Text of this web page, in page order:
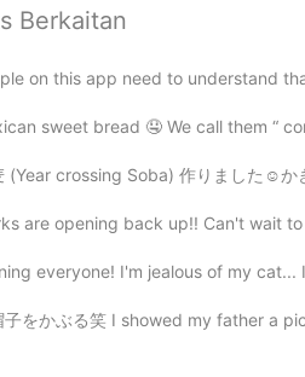
、人は自分の国のことをどう思
さんの言っているようなことは
Berkaitan
on this app need to understand
sweet bread 🤤 We call them “
Soba) 作りました☺️かき揚げそば~~ 日本は私の人生
are opening back up!! Can't wait
everyone! I'm jealous of my
子をかぶる笑 I showed my father a